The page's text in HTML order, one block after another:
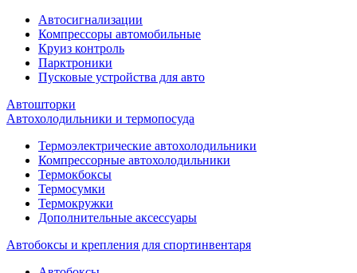
Автосигнализации
Компрессоры автомобильные
Круиз контроль
Парктроники
Пусковые устройства для авто
Автошторки
Автохолодильники и термопосуда
Термоэлектрические автохолодильники
Компрессорные автохолодильники
Термокбоксы
Термосумки
Термокружки
Дополнительные аксессуары
Автобоксы и крепления для спортинвентаря